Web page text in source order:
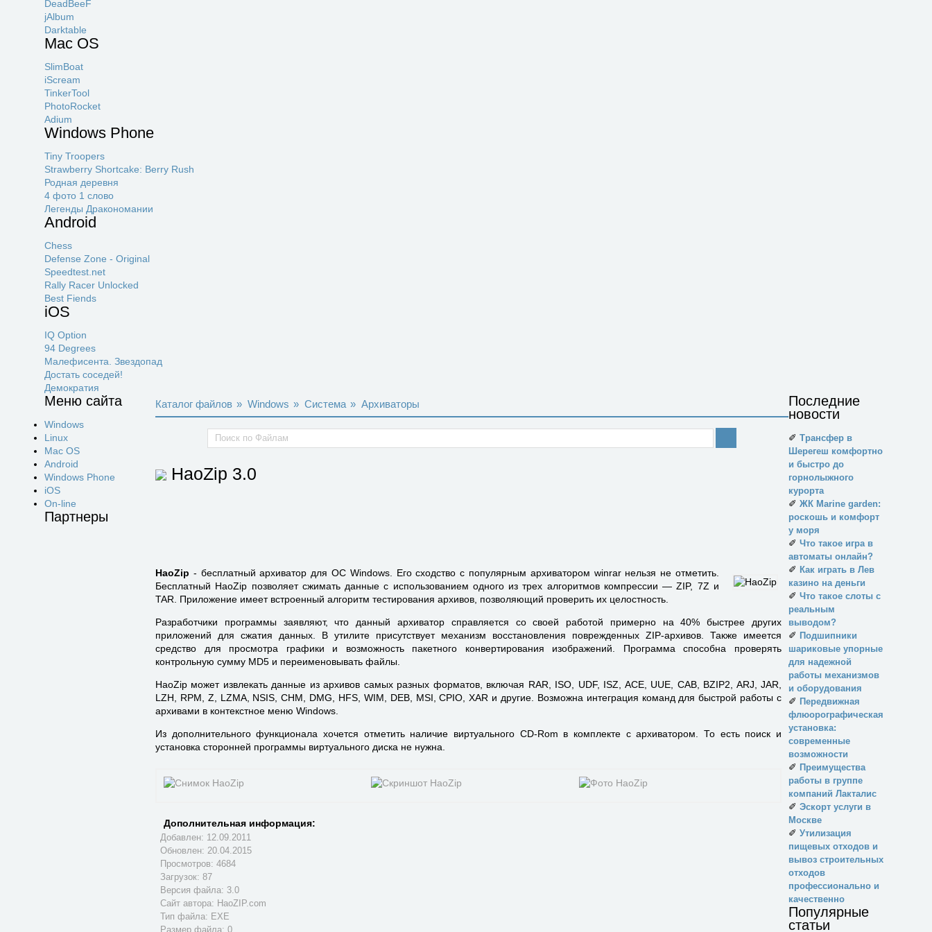
DeadBeeF
jAlbum
Darktable
Mac OS
SlimBoat
iScream
TinkerTool
PhotoRocket
Adium
Windows Phone
Tiny Troopers
Strawberry Shortcake: Berry Rush
Родная деревня
4 фото 1 слово
Легенды Дракономании
Android
Chess
Defense Zone - Original
Speedtest.net
Rally Racer Unlocked
Best Fiends
iOS
IQ Option
94 Degrees
Малефисента. Звездопад
Достать соседей!
Демократия
Меню сайта
Windows
Linux
Mac OS
Android
Windows Phone
iOS
On-line
Партнеры
Каталог файлов » Windows » Система » Архиваторы
HaoZip 3.0
HaoZip - бесплатный архиватор для ОС Windows. Его сходство с популярным архиватором winrar нельзя не отметить.
Бесплатный HaoZip позволяет сжимать данные с использованием одного из трех алгоритмов компрессии — ZIP, 7Z и
TAR. Приложение имеет встроенный алгоритм тестирования архивов, позволяющий проверить их целостность.
Разработчики программы заявляют, что данный архиватор справляется со своей работой примерно на 40% быстрее других
приложений для сжатия данных. В утилите присутствует механизм восстановления поврежденных ZIP-архивов. Также имеется
средство для просмотра графики и возможность пакетного конвертирования изображений. Программа способна проверять
контрольную сумму MD5 и переименовывать файлы.
HaoZip может извлекать данные из архивов самых разных форматов, включая RAR, ISO, UDF, ISZ, ACE, UUE, CAB, BZIP2, ARJ, JAR,
LZH, RPM, Z, LZMA, NSIS, CHM, DMG, HFS, WIM, DEB, MSI, CPIO, XAR и другие. Возможна интеграция команд для быстрой работы с
архивами в контекстное меню Windows.
Из дополнительного функционала хочется отметить наличие виртуального CD-Rom в комплекте с архиватором. То есть поиск и
установка сторонней программы виртуального диска не нужна.
Дополнительная информация:
Добавлен: 12.09.2011
Обновлен: 20.04.2015
Просмотров: 4684
Загрузок: 87
Версия файла: 3.0
Сайт автора: HaoZIP.com
Тип файла: EXE
Размер файла: 0
Последние
новости
✐ Трансфер в
Шерегеш комфортно
и быстро до
горнолыжного
курорта
✐ ЖК Marine garden:
роскошь и комфорт
у моря
✐ Что такое игра в
автоматы онлайн?
✐ Как играть в Лев
казино на деньги
✐ Что такое слоты с
реальным
выводом?
✐ Подшипники
шариковые упорные
для надежной
работы механизмов
и оборудования
✐ Передвижная
флюорографическая
установка:
современные
возможности
✐ Преимущества
работы в группе
компаний Лакталис
✐ Эскорт услуги в
Москве
✐ Утилизация
пищевых отходов и
вывоз строительных
отходов
профессионально и
качественно
Популярные
статьи